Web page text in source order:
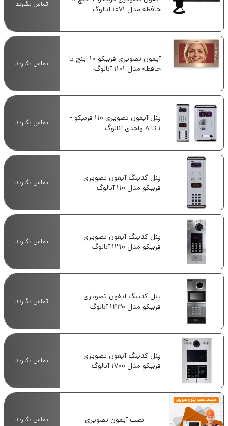
حافظه مدل 1071 آنالوگ
تماس بگیرید
آیفون تصویری فربیکو 10 اینچ با
حافظه مدل 1101 آنالوگ
تماس بگیرید
پنل آیفون تصویری 110 فربیکو -
1 تا 8 واحدی آنالوگ
تماس بگیرید
پنل کدینگ آیفون تصویری
فربیکو مدل 110 آنالوگ
تماس بگیرید
پنل کدینگ آیفون تصویری
فربیکو مدل 1310 آنالوگ
تماس بگیرید
پنل کدینگ آیفون تصویری
فربیکو مدل 1430 آنالوگ
تماس بگیرید
پنل کدینگ آیفون تصویری
فربیکو مدل 1700 آنالوگ
تماس بگیرید
نصب آیفون تصویری تماس بگیرید